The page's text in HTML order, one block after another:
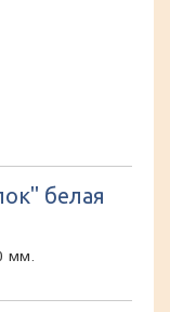
белая
мм.